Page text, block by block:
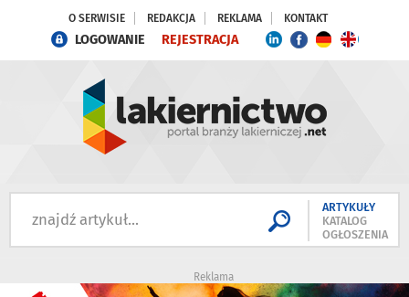
O SERWISIE REDAKCJA REKLAMA KONTAKT
LOGOWANIE REJESTRACJA
ARTYKUŁY
KATALOG
OGŁOSZENIA
Reklama